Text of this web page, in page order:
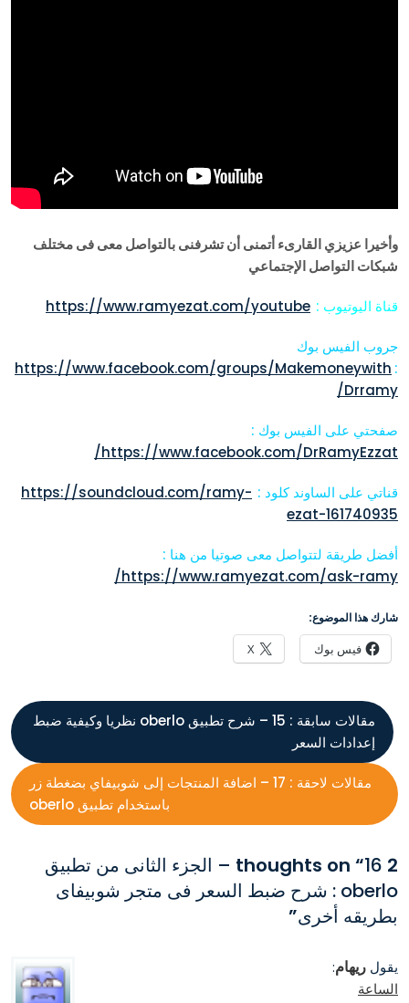
وأخيرا عزيزي القارىء أتمنى أن تشرفنى بالتواصل معى فى مختلف
شبكات التواصل الإجتماعي
قناة اليوتيوب : https://www.ramyezat.com/youtube
جروب الفيس بوك
:
https://www.facebook.com/groups/Makemoneywith
Drramy/
صفحتي على الفيس بوك :
https://www.facebook.com/DrRamyEzzat/
قناتي على الساوند كلود : https://soundcloud.com/ramy-
ezat-161740935
أفضل طريقة لتتواصل معى صوتيا من هنا :
https://www.ramyezat.com/ask-ramy/
شارك هذا الموضوع:
فيس بوك X
مقالات سابقة :
15 – شرح تطبيق oberlo نظريا وكيفية ضبط
إعدادات السعر
مقالات لاحقة :
17 – اضافة المنتجات إلى شوبيفاي بضغطة زر
باستخدام تطبيق oberlo
2 thoughts on “
16 – الجزء الثانى من تطبيق
oberlo : شرح ضبط السعر فى متجر شوبيفاى
بطريقه أخرى”
يقول ريهام:
الساعة